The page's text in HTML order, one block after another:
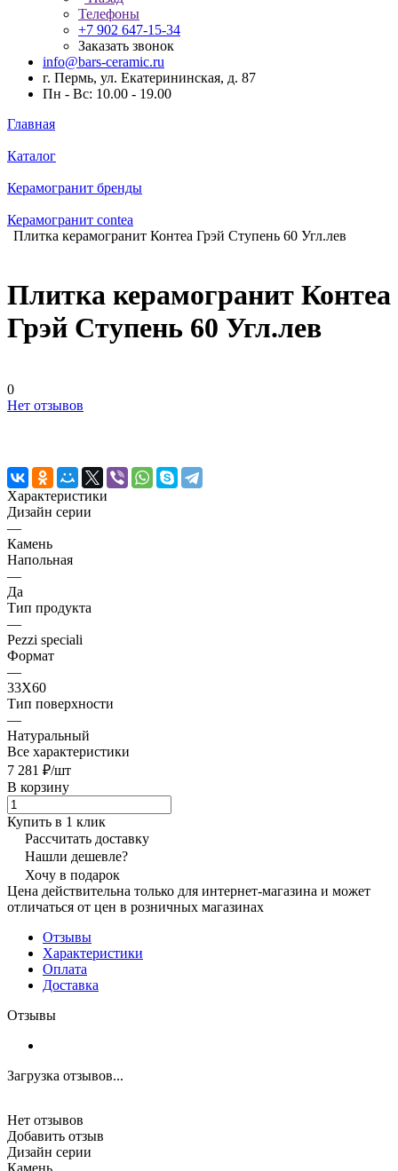
Телефоны
+7 902 647-15-34
Заказать звонок
info@bars-ceramic.ru
г. Пермь, ул. Екатерининская, д. 87
Пн - Вс: 10.00 - 19.00
Главная
Каталог
Керамогранит бренды
Керамогранит contea
Плитка керамогранит Контеа Грэй Ступень 60 Угл.лев
Плитка керамогранит Контеа
Грэй Ступень 60 Угл.лев
0
Нет отзывов
Характеристики
Дизайн серии
—
Камень
Напольная
—
Да
Тип продукта
—
Pezzi speciali
Формат
—
33X60
Тип поверхности
—
Натуральный
Все характеристики
7 281 ₽/шт
В корзину
Купить в 1 клик
Рассчитать доставку
Нашли дешевле?
Хочу в подарок
Цена действительна только для интернет-магазина и может
отличаться от цен в розничных магазинах
Отзывы
Характеристики
Оплата
Доставка
Отзывы
Загрузка отзывов...
Нет отзывов
Добавить отзыв
Дизайн серии
Камень